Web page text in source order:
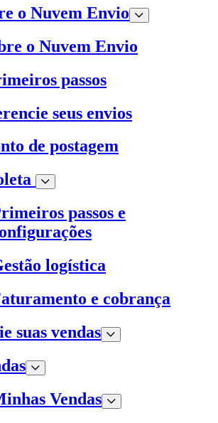
o Nuvem Envio
o Nuvem Envio
passos
seus envios
de postagem
passos e
logística
e cobrança
suas vendas
Vendas